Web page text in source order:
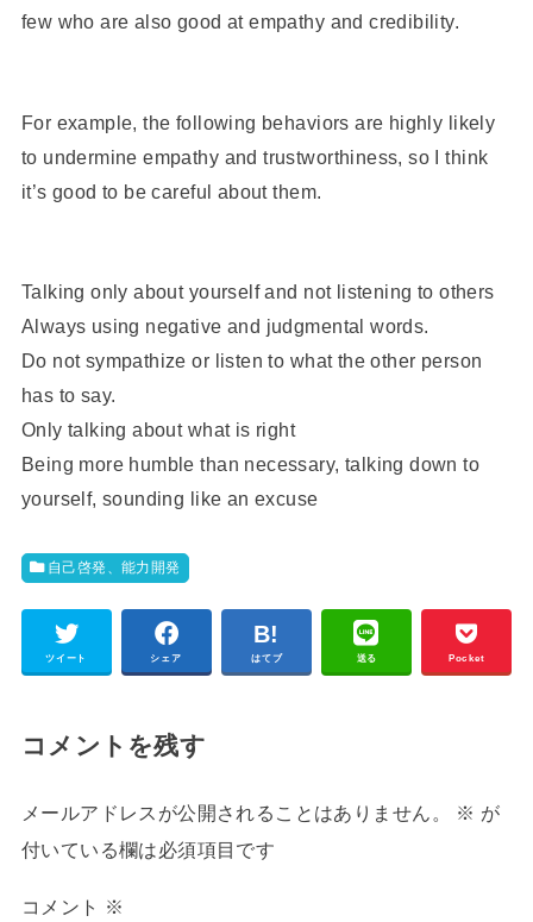
few who are also good at empathy and credibility.
For example, the following behaviors are highly likely
to undermine empathy and trustworthiness, so I think
it’s good to be careful about them.
Talking only about yourself and not listening to others
Always using negative and judgmental words.
Do not sympathize or listen to what the other person
has to say.
Only talking about what is right
Being more humble than necessary, talking down to
yourself, sounding like an excuse
自己啓発、能力開発
ツイート シェア はてブ 送る Pocket
コメントを残す
メールアドレスが公開されることはありません。 ※ が
付いている欄は必須項目です
コメント ※